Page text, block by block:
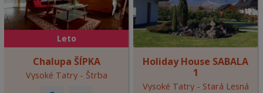
Leto
Chalupa ŠÍPKA
Vysoké Tatry - Štrba
Holiday House SABALA
1
Vysoké Tatry - Stará Lesná